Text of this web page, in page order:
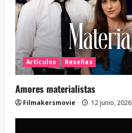
Artículos Reseñas
Amores materialistas
Filmakersmovie 12 junio, 2026